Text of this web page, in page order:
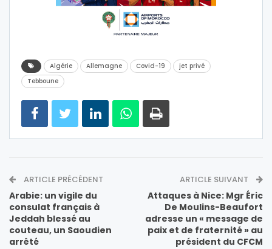
Algérie Allemagne Covid-19
jet privé
Tebboune
ARTICLE PRÉCÉDENT
Arabie: un vigile du
consulat français à
Jeddah blessé au
couteau, un Saoudien
arrêté
ARTICLE SUIVANT
Attaques à Nice: Mgr Éric
De Moulins-Beaufort
adresse un « message de
paix et de fraternité » au
président du CFCM